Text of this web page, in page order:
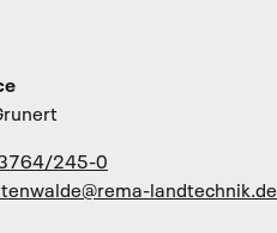
245-0
landtechnik.de